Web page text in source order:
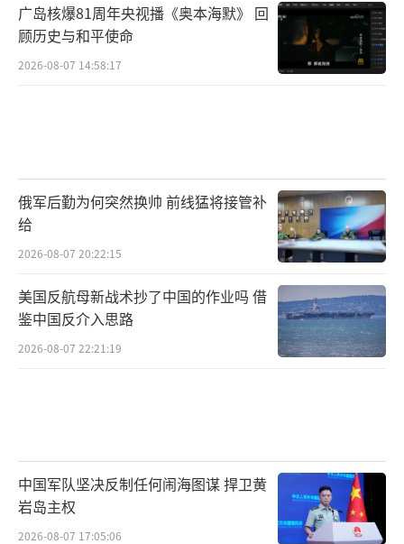
广岛核爆81周年央视播《奥本海默》 回
顾历史与和平使命
2026-08-07 14:58:17
俄军后勤为何突然换帅 前线猛将接管补
给
2026-08-07 20:22:15
美国反航母新战术抄了中国的作业吗 借
鉴中国反介入思路
2026-08-07 22:21:19
中国军队坚决反制任何闹海图谋 捍卫黄
岩岛主权
2026-08-07 17:05:06